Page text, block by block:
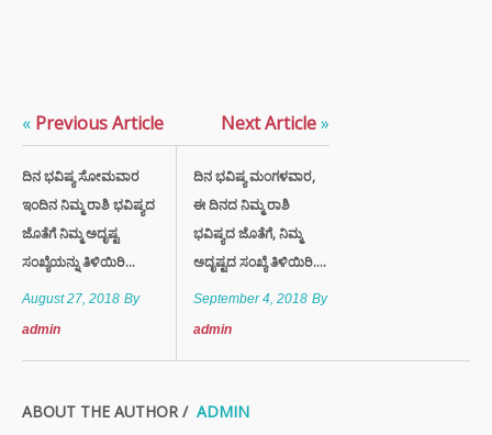
« Previous Article
ದಿನ ಭವಿಷ್ಯ ಸೋಮವಾರ
ಇಂದಿನ ನಿಮ್ಮ ರಾಶಿ ಭವಿಷ್ಯದ
ಜೊತೆಗೆ ನಿಮ್ಮ ಅದೃಷ್ಟ
ಸಂಖ್ಯೆಯನ್ನು ತಿಳಿಯಿರಿ...
August 27, 2018 By
admin
Next Article»
ದಿನ ಭವಿಷ್ಯ ಮಂಗಳವಾರ,
ಈ ದಿನದ ನಿಮ್ಮ ರಾಶಿ
ಭವಿಷ್ಯದ ಜೊತೆಗೆ, ನಿಮ್ಮ
ಅದೃಷ್ಟದ ಸಂಖ್ಯೆ ತಿಳಿಯಿರಿ....
September 4, 2018 By
admin
ABOUT THE AUTHOR / ADMIN